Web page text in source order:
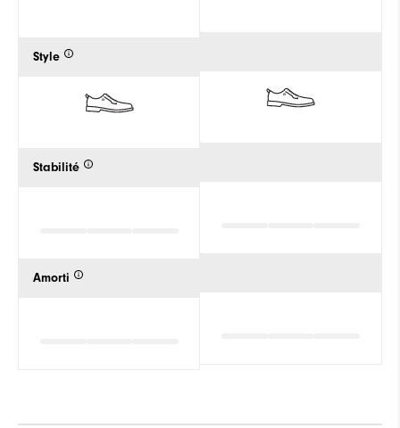
Style
Stabilité
Amorti